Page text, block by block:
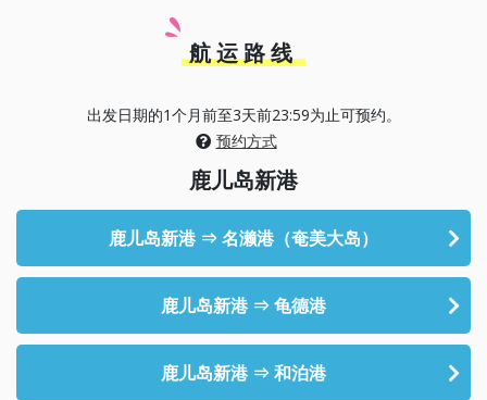
航运路线
出发日期的1个月前至3天前23:59为止可预约。
预约方式
鹿儿岛新港
鹿儿岛新港 ⇒ 名濑港（奄美大岛）
鹿儿岛新港 ⇒ 龟德港
鹿儿岛新港 ⇒ 和泊港